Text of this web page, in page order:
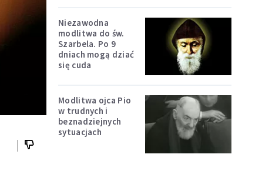
Niezawodna
modlitwa do św.
Szarbela. Po 9
dniach mogą dziać
się cuda
Modlitwa ojca Pio
w trudnych i
beznadziejnych
sytuacjach